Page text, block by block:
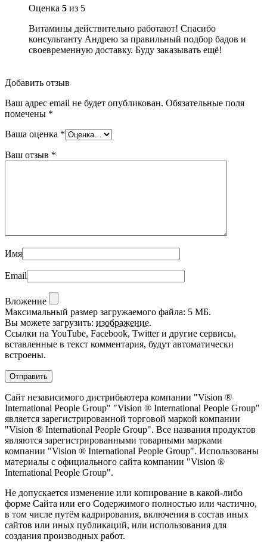
Оценка 5 из 5
Витамины действительно работают! Спасибо
консультанту Андрею за правильный подбор бадов и
своевременную доставку. Буду заказывать ещё!
Добавить отзыв
Ваш адрес email не будет опубликован. Обязательные поля
помечены *
Ваша оценка *
Ваш отзыв *
Имя
Email
Вложение
Максимальный размер загружаемого файла: 5 МБ.
Вы можете загрузить: изображение.
Ссылки на YouTube, Facebook, Twitter и другие сервисы,
вставленные в текст комментария, будут автоматически
встроены.
Сайт независимого дистрибьютера компании "Vision ®
International People Group" "Vision ® International People Group"
является зарегистрированной торговой маркой компании
"Vision ® International People Group". Все названия продуктов
являются зарегистрированными товарными марками
компании "Vision ® International People Group". Использованы
материалы с официального сайта компании "Vision ®
International People Group".
Не допускается изменение или копирование в какой-либо
форме Сайта или его Содержимого полностью или частично,
в том числе путём кадрирования, включения в состав иных
сайтов или иных публикаций, или использования для
создания производных работ.